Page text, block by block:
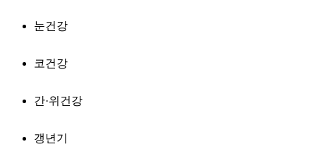
눈건강
코건강
간·위건강
갱년기